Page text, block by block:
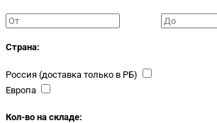
Страна:
Россия (доставка только в РБ)
Европа
Кол-во на складе: